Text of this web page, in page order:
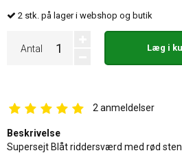
2 stk. på lager i webshop og butik
Antal Læg i
2 anmeldelser
Beskrivelse
Supersejt Blåt riddersværd med rød